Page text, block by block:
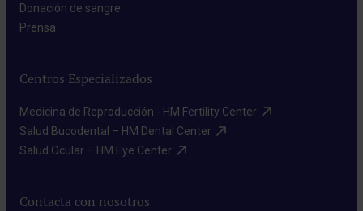
Donación de sangre​
Prensa​
Centros Especializados
Medicina de Reproducción - HM Fertility Center​
Salud Bucodental – HM Dental Center​
Salud Ocular – HM Eye Center​
Contacta con nosotros